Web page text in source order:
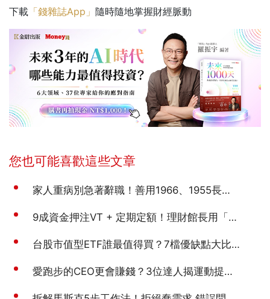
下載 「錢雜誌App」 隨時隨地掌握財經脈動